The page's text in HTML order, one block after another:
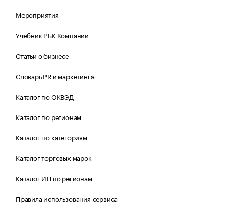
Мероприятия
Учебник РБК Компании
Статьи о бизнесе
Словарь PR и маркетинга
Каталог по ОКВЭД
Каталог по регионам
Каталог по категориям
Каталог торговых марок
Каталог ИП по регионам
Правила использования сервиса